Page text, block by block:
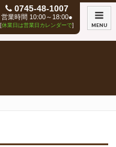
0745-48-1007
営業時間 10:00～18:00●
[休業日は営業日カレンダーで] MENU